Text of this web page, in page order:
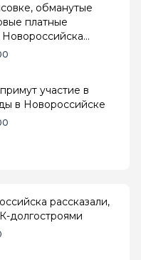
обманутые
платные
журналистов
участие в
в Новороссийске
рассказали,
долгостроями